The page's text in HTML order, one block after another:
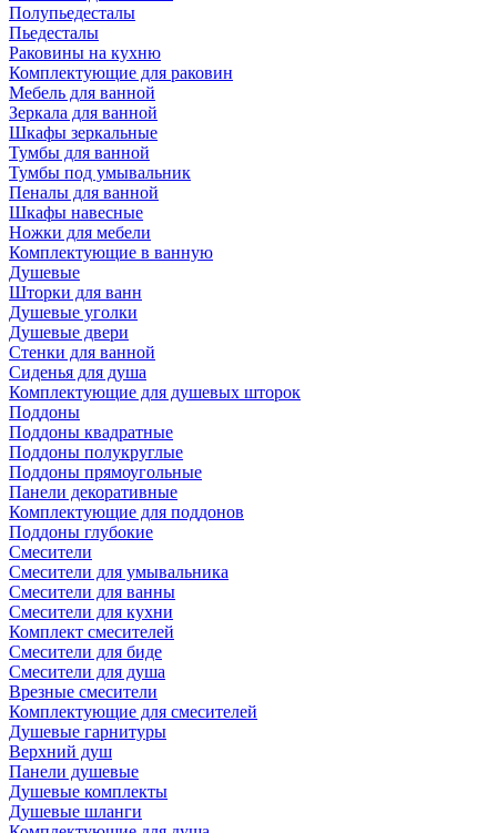
Полупьедесталы
Пьедесталы
Раковины на кухню
Комплектующие для раковин
Мебель для ванной
Зеркала для ванной
Шкафы зеркальные
Тумбы для ванной
Тумбы под умывальник
Пеналы для ванной
Шкафы навесные
Ножки для мебели
Комплектующие в ванную
Душевые
Шторки для ванн
Душевые уголки
Душевые двери
Стенки для ванной
Сиденья для душа
Комплектующие для душевых шторок
Поддоны
Поддоны квадратные
Поддоны полукруглые
Поддоны прямоугольные
Панели декоративные
Комплектующие для поддонов
Поддоны глубокие
Смесители
Смесители для умывальника
Смесители для ванны
Смесители для кухни
Комплект смесителей
Смесители для биде
Смесители для душа
Врезные смесители
Комплектующие для смесителей
Душевые гарнитуры
Верхний душ
Панели душевые
Душевые комплекты
Душевые шланги